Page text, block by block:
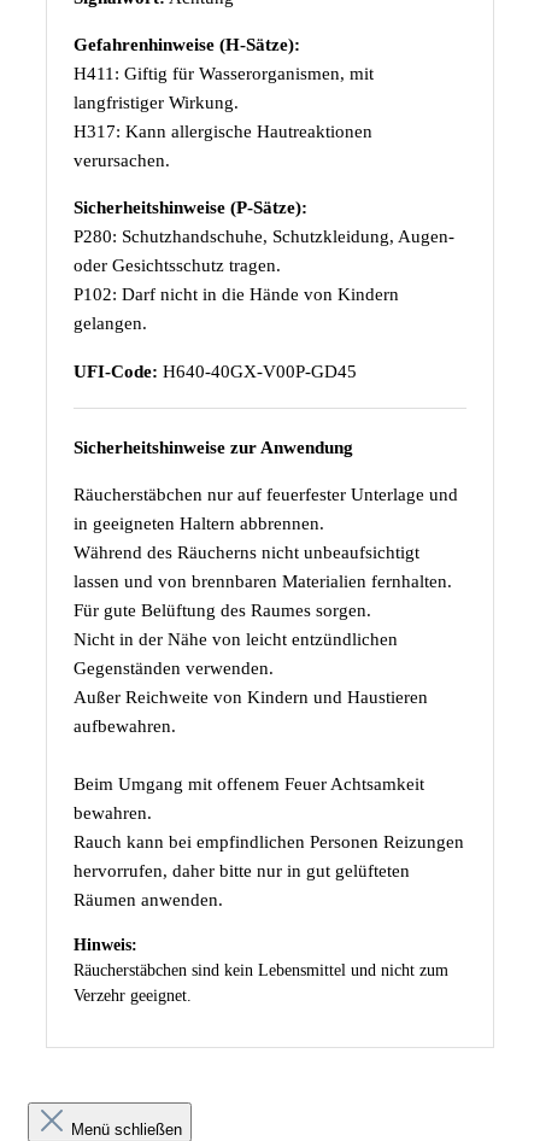
Gefahrenhinweise (H-Sätze):
H411: Giftig für Wasserorganismen, mit
langfristiger Wirkung.
H317: Kann allergische Hautreaktionen
verursachen.
Sicherheitshinweise (P-Sätze):
P280: Schutzhandschuhe, Schutzkleidung, Augen-
oder Gesichtsschutz tragen.
P102: Darf nicht in die Hände von Kindern
gelangen.
UFI-Code: H640-40GX-V00P-GD45
Sicherheitshinweise zur Anwendung
Räucherstäbchen nur auf feuerfester Unterlage und
in geeigneten Haltern abbrennen.
Während des Räucherns nicht unbeaufsichtigt
lassen und von brennbaren Materialien fernhalten.
Für gute Belüftung des Raumes sorgen.
Nicht in der Nähe von leicht entzündlichen
Gegenständen verwenden.
Außer Reichweite von Kindern und Haustieren
aufbewahren.
Beim Umgang mit offenem Feuer Achtsamkeit
bewahren.
Rauch kann bei empfindlichen Personen Reizungen
hervorrufen, daher bitte nur in gut gelüfteten
Räumen anwenden.
Hinweis:
Räucherstäbchen sind kein Lebensmittel und nicht zum
Verzehr geeignet.
Menü schließen